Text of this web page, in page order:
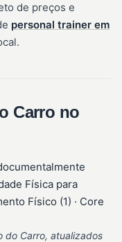
de preços e
personal trainer em
Carro no
Física para
Físico (1) · Core
do Carro, atualizados